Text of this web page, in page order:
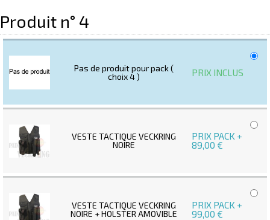
Produit n° 4
Pas de produit pour pack (
choix 4 )
PRIX INCLUS
VESTE TACTIQUE VECKRING
NOIRE
PRIX PACK +
89,00 €
VESTE TACTIQUE VECKRING
NOIRE + HOLSTER AMOVIBLE
PRIX PACK +
99,00 €